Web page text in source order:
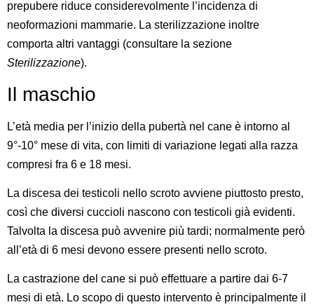
prepubere riduce considerevolmente l’incidenza di
neoformazioni mammarie. La sterilizzazione inoltre
comporta altri vantaggi (consultare la sezione
Sterilizzazione).
Il maschio
L’età media per l’inizio della pubertà nel cane è intorno al
9°-10° mese di vita, con limiti di variazione legati alla razza
compresi fra 6 e 18 mesi.
La discesa dei testicoli nello scroto avviene piuttosto presto,
così che diversi cuccioli nascono con testicoli già evidenti.
Talvolta la discesa può avvenire più tardi; normalmente però
all’età di 6 mesi devono essere presenti nello scroto.
La castrazione del cane si può effettuare a partire dai 6-7
mesi di età. Lo scopo di questo intervento è principalmente il